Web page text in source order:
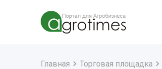
Главная Торговая площадка